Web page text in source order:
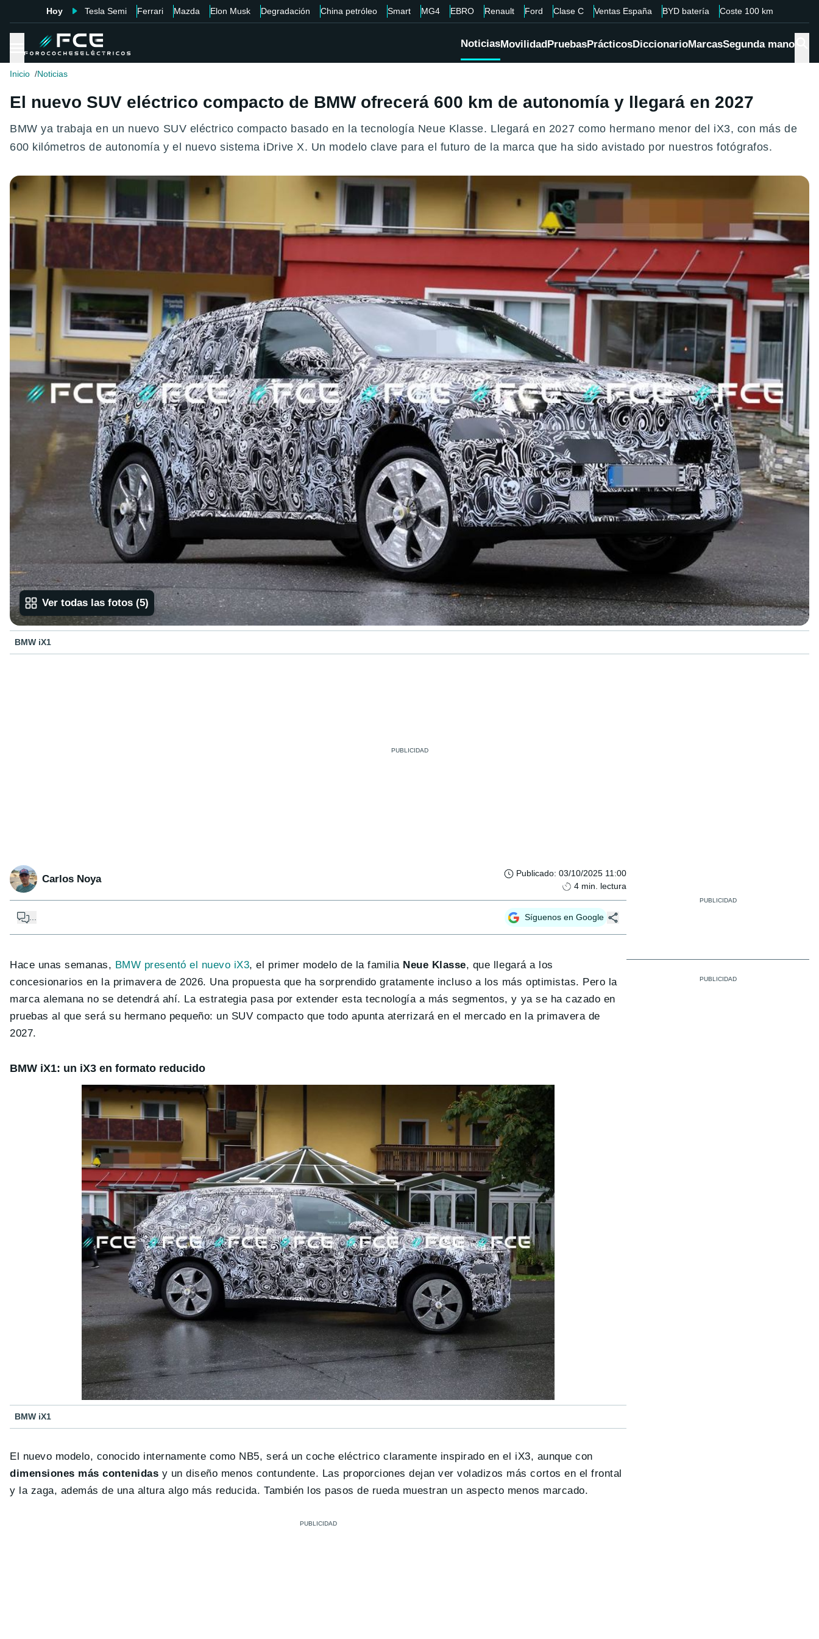
Hoy Tesla Semi Ferrari Mazda Elon Musk Degradación China petróleo Smart MG4 EBRO Renault Ford Clase C Ventas España BYD batería Coste 100 km
NoticiasMovilidadPruebasPrácticosDiccionarioMarcasSegunda mano
Inicio Noticias
El nuevo SUV eléctrico compacto de BMW ofrecerá 600 km de autonomía y llegará en 2027
BMW ya trabaja en un nuevo SUV eléctrico compacto basado en la tecnología Neue Klasse. Llegará en 2027 como hermano menor del iX3, con más de
600 kilómetros de autonomía y el nuevo sistema iDrive X. Un modelo clave para el futuro de la marca que ha sido avistado por nuestros fotógrafos.
Ver todas las fotos (5)
BMW iX1
Carlos Noya Publicado: 03/10/2025 11:00
4 min. lectura
... Síguenos en Google
Hace unas semanas, BMW presentó el nuevo iX3, el primer modelo de la familia Neue Klasse, que llegará a los
concesionarios en la primavera de 2026. Una propuesta que ha sorprendido gratamente incluso a los más optimistas. Pero la
marca alemana no se detendrá ahí. La estrategia pasa por extender esta tecnología a más segmentos, y ya se ha cazado en
pruebas al que será su hermano pequeño: un SUV compacto que todo apunta aterrizará en el mercado en la primavera de
2027.
BMW iX1: un iX3 en formato reducido
BMW iX1
El nuevo modelo, conocido internamente como NB5, será un coche eléctrico claramente inspirado en el iX3, aunque con
dimensiones más contenidas y un diseño menos contundente. Las proporciones dejan ver voladizos más cortos en el frontal
y la zaga, además de una altura algo más reducida. También los pasos de rueda muestran un aspecto menos marcado.